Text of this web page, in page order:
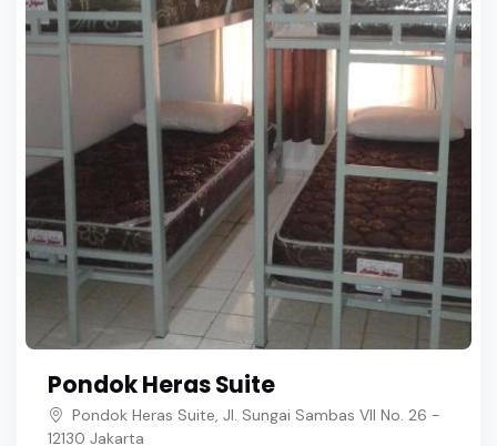
Pondok Heras Suite
Pondok Heras Suite, Jl. Sungai Sambas VII No. 26 -
12130 Jakarta